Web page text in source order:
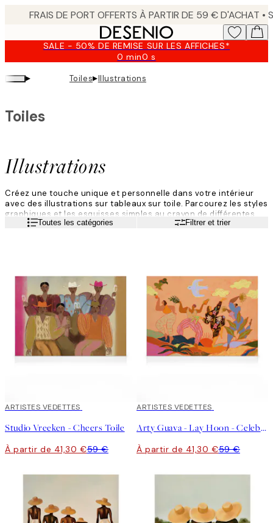
content.SALE - 50% DE REMISE SUR LES AFFICHES*
0 min0 s
Valable
:
▸ Toiles▸Illustrations
Illustrations
Toiles
Créez une touche unique et personnelle dans votre intérieur
avec des illustrations sur tableaux sur toile. Parcourez les styles
graphiques et les esquisses simples au crayon de différentes
couleurs et formes. Les illustrations créent un style moderne
Lire la suiteToutes les catégories Filtrer et trier
30%*
ARTISTES VEDETTES
Studio Vreeken - Cheers Toile
À partir de 41,30 €59 €
30%*
ARTISTES VEDETTES
Arty Guava - Lay Hoon - Celebration Toile
À partir de 41,30 €59 €